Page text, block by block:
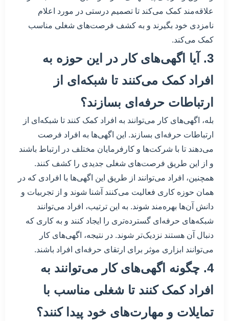
علاقه‌مند کمک می‌کند تا تصمیم درستی در مورد اعلام
نامزدی خود بگیرند و به کشف فرصت‌های شغلی مناسب
کمک می‌کند.
3. آیا اگهی‌های کار در این حوزه به
افراد کمک می‌کنند تا شبکه‌ای از
ارتباطات حرفه‌ای بسازند؟
بله، اگهی‌های کار می‌توانند به افراد کمک کنند تا شبکه‌ای از
ارتباطات حرفه‌ای بسازند. این اگهی‌ها به افراد فرصت
می‌دهند تا با شرکت‌ها و کارفرمایان مختلف در ارتباط باشند
و از این طریق فرصت‌های شغلی جدیدی را کشف کنند.
همچنین، افراد می‌توانند از طریق این اگهی‌ها با افرادی که در
همان حوزه کاری فعالیت می‌کنند آشنا شوند و از تجربیات و
دانش آن‌ها بهره‌مند شوند. به این ترتیب، افراد می‌توانند
شبکه‌های حرفه‌ای گسترده‌تری را ایجاد کنند و به کاری که
دنبال آن هستند نزدیک‌تر شوند. در نتیجه، اگهی‌های کار
می‌توانند ابزاری موثر برای ارتقای حرفه‌ای افراد باشند.
4. چگونه اگهی‌های کار می‌توانند به
افراد کمک کنند تا شغلی مناسب با
تمایلات و مهارت‌های خود پیدا کنند؟